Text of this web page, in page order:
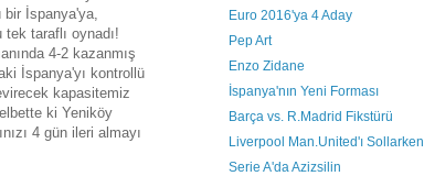
İspanya'ya,
taraflı oynadı!
4-2 kazanmış
İspanya'yı kontrollü
kapasitemiz
ki Yeniköy
4 gün ileri almayı
Euro 2016'ya 4 Aday
Pep Art
Enzo Zidane
İspanya'nın Yeni Forması
Barça vs. R.Madrid Fikstürü
Liverpool Man.United'ı Sollarken
Serie A'da Azizsilin